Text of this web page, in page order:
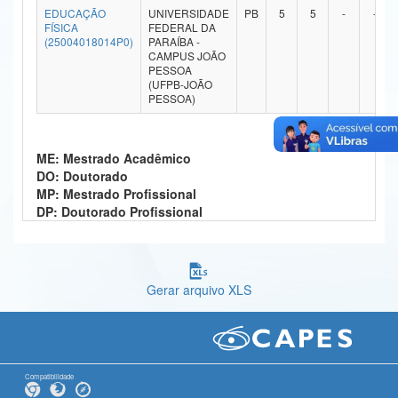
Ministério da Ciência, Tecnologia, Inovações e Comunicações
Controladoria-Geral da União
Ministério da Mulher, da Família e dos Direitos Humanos
Banco Central do Brasil
EDUCAÇÃO
FÍSICA
(25004018014P0)
UNIVERSIDADE
FEDERAL DA
PARAÍBA -
CAMPUS JOÃO
PESSOA
(UFPB-JOÃO
PESSOA)
PB 5 5 - -
ME: Mestrado Acadêmico
DO: Doutorado
MP: Mestrado Profissional
DP: Doutorado Profissional
Gerar arquivo XLS
Compatibilidade